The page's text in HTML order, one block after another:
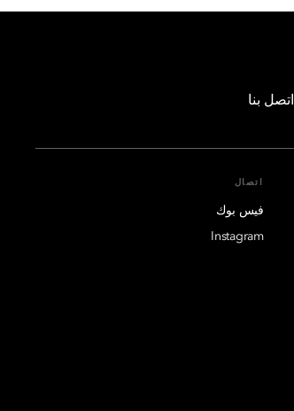
اتصل بنا
اتصال
فيس بوك
Instagram